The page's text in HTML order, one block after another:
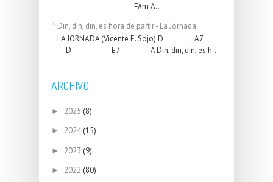
F#m A...
Din, din, din, es hora de partir - La Jornada
LA JORNADA (Vicente E. Sojo) D A7
D E7 A Din, din, din, es h...
ARCHIVO
► 2025 (8)
► 2024 (15)
► 2023 (9)
► 2022 (80)